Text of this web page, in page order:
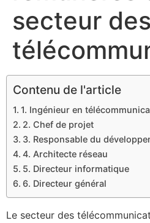
secteur des
Contenu de l'article
1. Ingénieur en
2. Chef de projet
3. Responsable du
4. Architecte réseau
5. Directeur informatique
6. Directeur général
Le secteur des